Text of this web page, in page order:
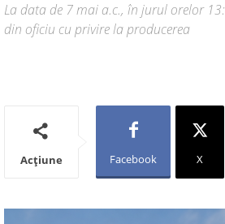
La data de 7 mai a.c., în jurul orelor
din oficiu cu privire la producerea
Acțiune Facebook X